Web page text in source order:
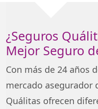
¿Seguros
Mejor Seguro
Con más de 24 años
mercado asegurador
Quálitas ofrecen